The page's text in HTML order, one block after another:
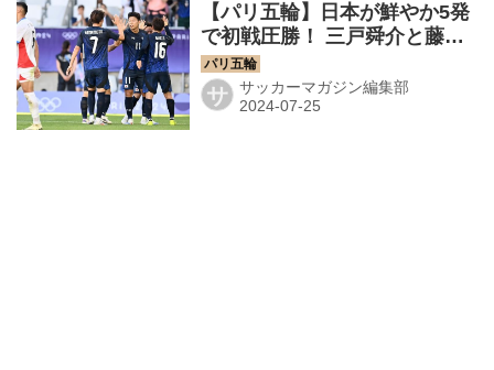
【パリ五輪】日本が鮮やか5発
で初戦圧勝！ 三戸舜介と藤尾
翔太が2ゴールずつ、山本理仁
も決めてパラグアイを圧倒
◎GS第1戦
サ サッカーマガジン編集部